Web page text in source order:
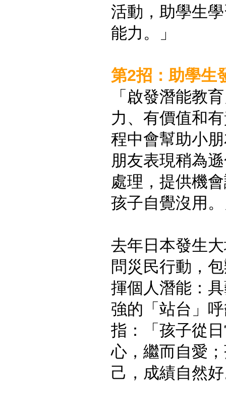
活動，助學生
能力。」
第2招：助學生
「啟發潛能教
力、有價值和
程中會幫助小
朋友表現稍為
處理，提供機
孩子自覺沒用
去年日本發生
問災民行動，
揮個人潛能：
強的「站台」
指：「孩子從
心，繼而自愛
己，成績自然